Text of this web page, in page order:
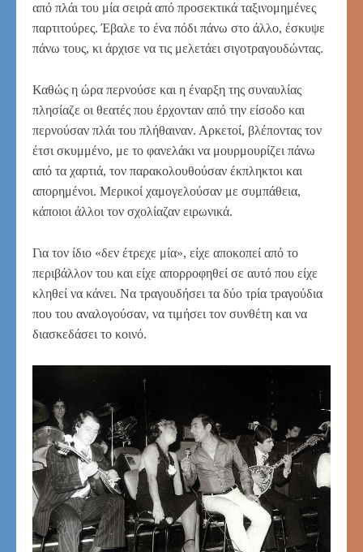
από πλάι του μία σειρά από προσεκτικά ταξινομημένες
παρτιτούρες. Έβαλε το ένα πόδι πάνω στο άλλο, έσκυψε
πάνω τους, κι άρχισε να τις μελετάει σιγοτραγουδώντας.
Καθώς η ώρα περνούσε και η έναρξη της συναυλίας
πλησίαζε οι θεατές που έρχονταν από την είσοδο και
περνούσαν πλάι του πλήθαιναν. Αρκετοί, βλέποντας τον
έτσι σκυμμένο, με το φανελάκι να μουρμουρίζει πάνω
από τα χαρτιά, τον παρακολουθούσαν έκπληκτοι και
απορημένοι. Μερικοί χαμογελούσαν με συμπάθεια,
κάποιοι άλλοι τον σχολίαζαν ειρωνικά.
Για τον ίδιο «δεν έτρεχε μία», είχε αποκοπεί από το
περιβάλλον του και είχε απορροφηθεί σε αυτό που είχε
κληθεί να κάνει. Να τραγουδήσει τα δύο τρία τραγούδια
που του αναλογούσαν, να τιμήσει τον συνθέτη και να
διασκεδάσει το κοινό.